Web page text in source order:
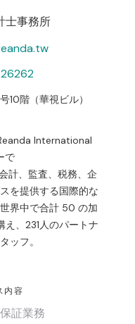
士事務所
10階（華視ビル）
International
で
計、監査、税務、企
を提供する国際的な
界中で合計 50 の加
え、231人のパートナ
ッフ。
内容
証業務